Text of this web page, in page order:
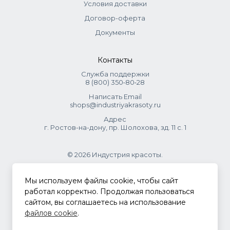
Условия доставки
Договор-оферта
Документы
Контакты
Служба поддержки
8 (800) 350‑80‑28
Написать Email
shops@industriyakrasoty.ru
Адрес
г. Ростов-на-дону, пр. Шолохова, зд. 11 с. 1
© 2026 Индустрия красоты.
.
Политика конфиденциальности
Мы используем файлы cookie, чтобы сайт
работал корректно. Продолжая пользоваться
сайтом, вы соглашаетесь на использование
файлов cookie.